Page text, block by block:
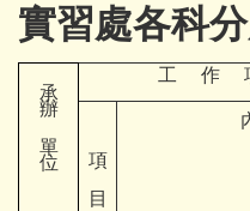
實習處各科
承
辦
單
位
工 作
項
目